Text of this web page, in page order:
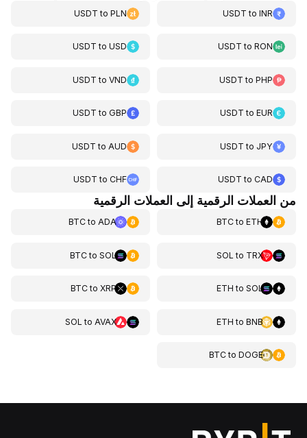
USDT toINR
USDT toPLN
USDT toRON
USDT toUSD
USDT toPHP
USDT toVND
USDT toEUR
USDT toGBP
USDT toJPY
USDT to AUD
USDT toCAD
USDT toCHF
من العملات الرقمية إلى العملات الرقمية
BTCtoETH
BTCtoADA
SOL to TRX
BTCtoSOL
ETH toSOL
BTCtoXRP
ETH toBNB
SOL toAVAX
BTCtoDOGE